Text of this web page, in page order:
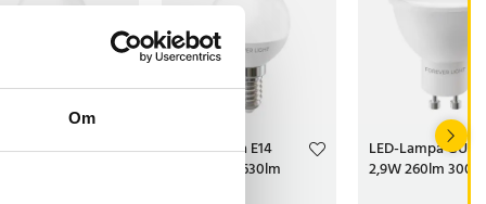
Om
Lampa E27
LED-Lampa E14
G45 4,8W 630lm
LED-Lampa GU10
2,9W 260lm